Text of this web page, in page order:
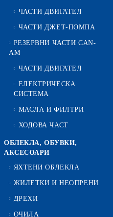
ЧАСТИ ДВИГАТЕЛ
ЧАСТИ ДЖЕТ-ПОМПА
РЕЗЕРВНИ ЧАСТИ CAN-
AM
ЧАСТИ ДВИГАТЕЛ
ЕЛЕКТРИЧЕСКА
СИСТЕМА
МАСЛА И ФИЛТРИ
ХОДОВА ЧАСТ
ОБЛЕКЛА, ОБУВКИ,
АКСЕСОАРИ
ЯХТЕНИ ОБЛЕКЛА
ЖИЛЕТКИ И НЕОПРЕНИ
ДРЕХИ
ОЧИЛА